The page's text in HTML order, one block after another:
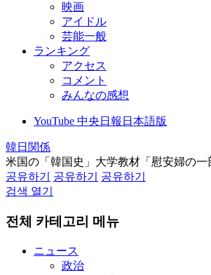
映画
アイドル
芸能一般
ランキング
アクセス
コメント
みんなの感想
YouTube 中央日報日本語版
韓日関係
米国の「韓国史」大学教材「慰安婦の一
공유하기
공유하기
공유하기
검색 열기
전체 카테고리 메뉴
ニュース
政治